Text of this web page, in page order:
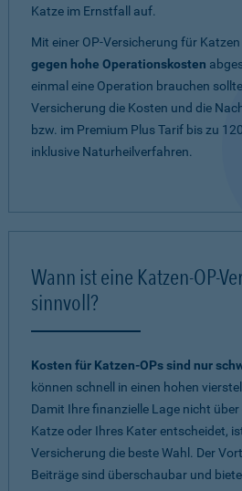
Katze im Ernstfall auf.
Mit einer OP-Versicherung für Katzen
gegen hohe Operationskosten
einmal eine Operation brauchen
Versicherung die Kosten und die
bzw. im Premium Plus Tarif bis zu
inklusive Naturheilverfahren.
Wann ist eine Katzen-OP-
sinnvoll?
Kosten für Katzen-OPs sind nur
können schnell in einen hohen
Damit Ihre finanzielle Lage nicht
Katze oder Ihres Kater entscheidet,
Versicherung die beste Wahl. Der
Beiträge sind überschaubar und